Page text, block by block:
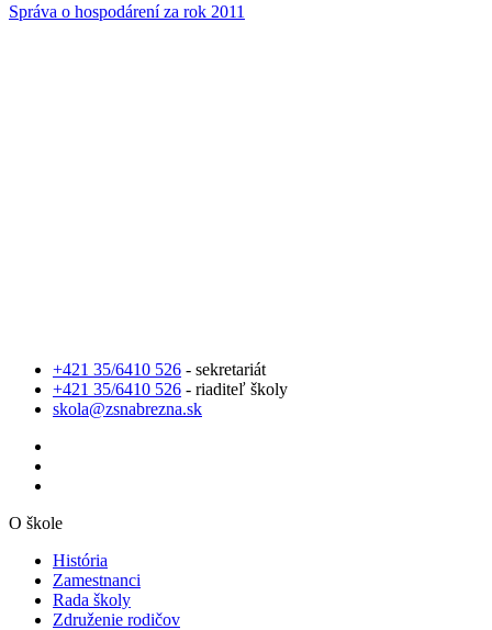
Správa o hospodárení za rok 2011
+421 35/6410 526 - sekretariát
+421 35/6410 526 - riaditeľ školy
skola@zsnabrezna.sk
O škole
História
Zamestnanci
Rada školy
Združenie rodičov